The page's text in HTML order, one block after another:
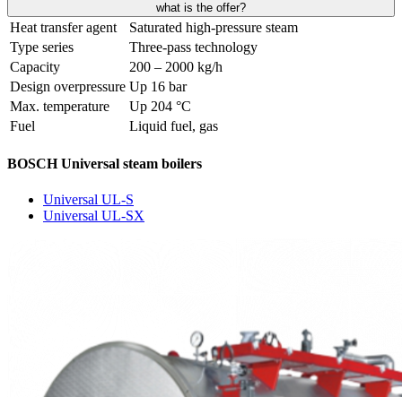
what is the offer?
Heat transfer agent
Saturated high-pressure steam
Type series
Three-pass technology
Capacity
200 – 2000 kg/h
Design overpressure Up 16 bar
Max. temperature
Up 204 °C
Fuel
Liquid fuel, gas
BOSCH Universal steam boilers
Universal UL-S
Universal UL-SX